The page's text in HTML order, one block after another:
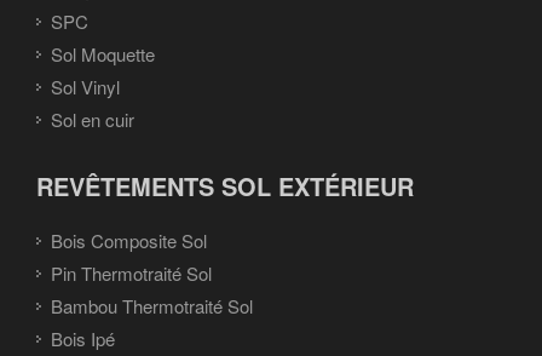
SPC
Sol Moquette
Sol Vinyl
Sol en cuir
REVÊTEMENTS SOL EXTÉRIEUR
Bois Composite Sol
Pin Thermotraité Sol
Bambou Thermotraité Sol
Bois Ipé